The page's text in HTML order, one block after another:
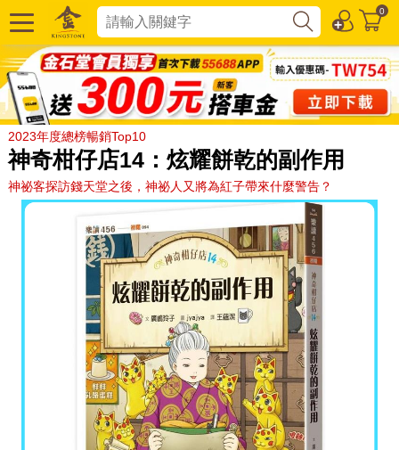
0
2023年度總榜暢銷Top10
神奇柑仔店14：炫耀餅乾的副作用
神祕客探訪錢天堂之後，神祕人又將為紅子帶來什麼警告？